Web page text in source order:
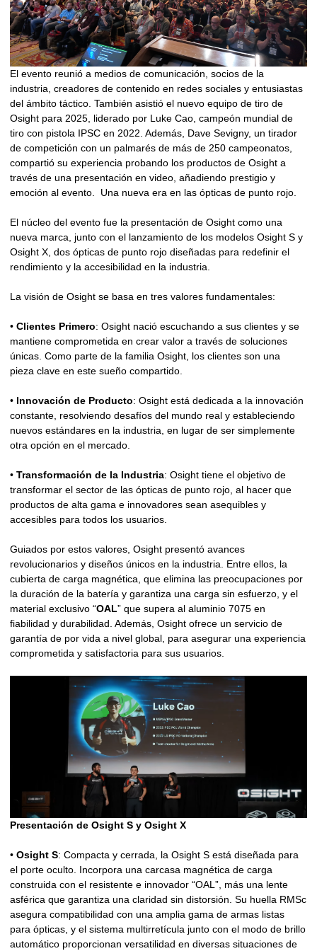
El evento reunió a medios de comunicación, socios de la
industria, creadores de contenido en redes sociales y entusiastas
del ámbito táctico. También asistió el nuevo equipo de tiro de
Osight para 2025, liderado por Luke Cao, campeón mundial de
tiro con pistola IPSC en 2022. Además, Dave Sevigny, un tirador
de competición con un palmarés de más de 250 campeonatos,
compartió su experiencia probando los productos de Osight a
través de una presentación en video, añadiendo prestigio y
emoción al evento. Una nueva era en las ópticas de punto rojo.
El núcleo del evento fue la presentación de Osight como una
nueva marca, junto con el lanzamiento de los modelos Osight S y
Osight X, dos ópticas de punto rojo diseñadas para redefinir el
rendimiento y la accesibilidad en la industria.
La visión de Osight se basa en tres valores fundamentales:
•Clientes Primero: Osight nació escuchando a sus clientes y se
mantiene comprometida en crear valor a través de soluciones
únicas. Como parte de la familia Osight, los clientes son una
pieza clave en este sueño compartido.
• Innovación de Producto: Osight está dedicada a la innovación
constante, resolviendo desafíos del mundo real y estableciendo
nuevos estándares en la industria, en lugar de ser simplemente
otra opción en el mercado.
•Transformación de la Industria: Osight tiene el objetivo de
transformar el sector de las ópticas de punto rojo, al hacer que
productos de alta gama e innovadores sean asequibles y
accesibles para todos los usuarios.
Guiados por estos valores, Osight presentó avances
revolucionarios y diseños únicos en la industria. Entre ellos, la
cubierta de carga magnética, que elimina las preocupaciones por
la duración de la batería y garantiza una carga sin esfuerzo, y el
material exclusivo “OAL” que supera al aluminio 7075 en
fiabilidad y durabilidad. Además, Osight ofrece un servicio de
garantía de por vida a nivel global, para asegurar una experiencia
comprometida y satisfactoria para sus usuarios.
Presentación de Osight S y Osight X
•Osight S: Compacta y cerrada, la Osight S está diseñada para
el porte oculto. Incorpora una carcasa magnética de carga
construida con el resistente e innovador “OAL”, más una lente
asférica que garantiza una claridad sin distorsión. Su huella RMSc
asegura compatibilidad con una amplia gama de armas listas
para ópticas, y el sistema multirretícula junto con el modo de brillo
automático proporcionan versatilidad en diversas situaciones de